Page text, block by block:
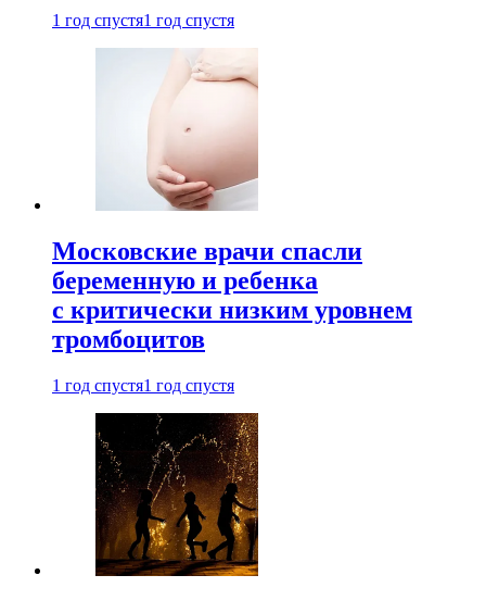
1 год спустя1 год спустя
Московские врачи спасли
беременную и ребенка
с критически низким уровнем
тромбоцитов
1 год спустя1 год спустя